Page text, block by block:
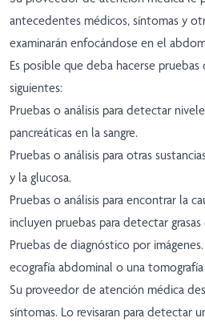
antecedentes médicos, síntomas y
examinarán enfocándose en el
Es posible que deba hacerse pruebas
siguientes:
Pruebas o análisis para detectar
pancreáticas en la sangre.
Pruebas o análisis para otras
y la glucosa.
Pruebas o análisis para encontrar la
incluyen pruebas para detectar grasas
Pruebas de diagnóstico por
ecografía abdominal o una
Su proveedor de atención médica
síntomas. Lo revisaran para detectar